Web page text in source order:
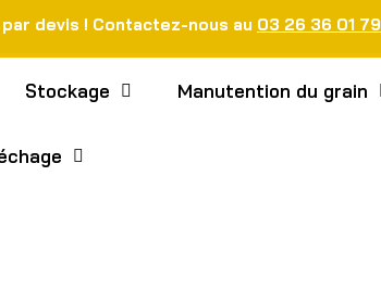
devis ! Contactez-nous au 03 26 36 01 79
Stockage Manutention du grain